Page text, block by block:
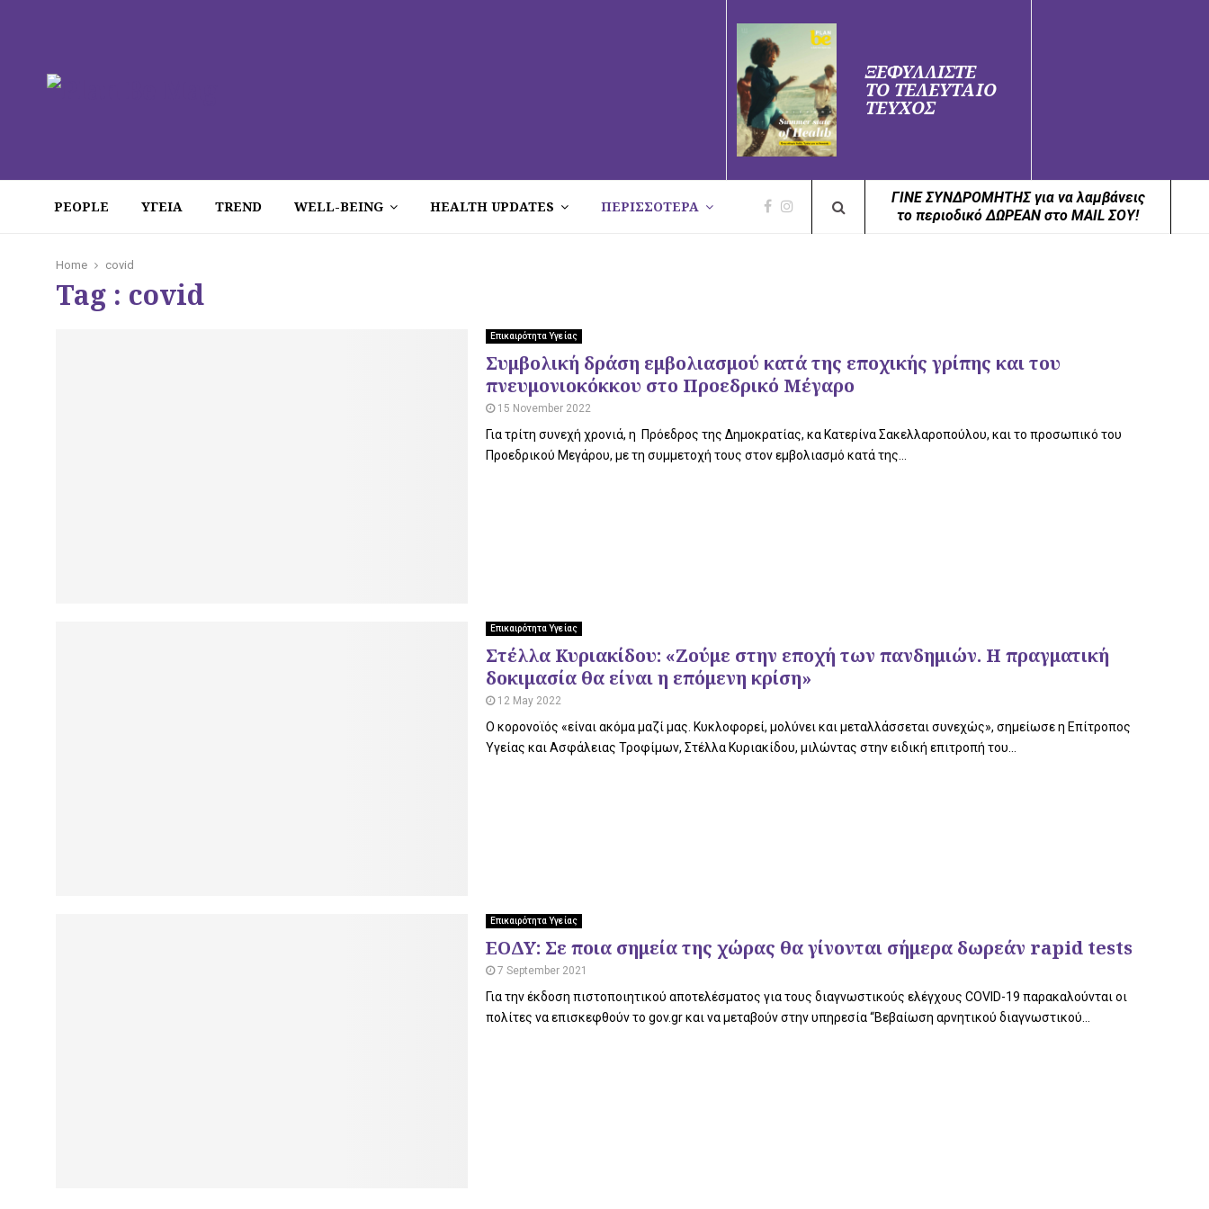
ΞΕΦΥΛΛΙΣΤΕ
ΤΟ ΤΕΛΕΥΤΑΙΟ
ΤΕΥΧΟΣ
PEOPLE ΥΓΕΙΑ TREND WELL-BEING HEALTH UPDATES ΠΕΡΙΣΣΟΤΕΡΑ
ΓΙΝΕ ΣΥΝΔΡΟΜΗΤΗΣ για να λαμβάνεις
το περιοδικό ΔΩΡΕΑΝ στο MAIL ΣΟΥ!
Home covid
Tag : covid
Επικαιρότητα Υγείας
Συμβολική δράση εμβολιασμού κατά της εποχικής γρίπης και του
πνευμονιοκόκκου στο Προεδρικό Μέγαρο
15 November 2022
Για τρίτη συνεχή χρονιά, η Πρόεδρος της Δημοκρατίας, κα Κατερίνα Σακελλαροπούλου, και το προσωπικό του
Προεδρικού Μεγάρου, με τη συμμετοχή τους στον εμβολιασμό κατά της...
Επικαιρότητα Υγείας
Στέλλα Κυριακίδου: «Ζούμε στην εποχή των πανδημιών. Η πραγματική
δοκιμασία θα είναι η επόμενη κρίση»
12 May 2022
Ο κορονοϊός «είναι ακόμα μαζί μας. Κυκλοφορεί, μολύνει και μεταλλάσσεται συνεχώς», σημείωσε η Επίτροπος
Υγείας και Ασφάλειας Τροφίμων, Στέλλα Κυριακίδου, μιλώντας στην ειδική επιτροπή του...
Επικαιρότητα Υγείας
ΕΟΔΥ: Σε ποια σημεία της χώρας θα γίνονται σήμερα δωρεάν rapid tests
7 September 2021
Για την έκδοση πιστοποιητικού αποτελέσματος για τους διαγνωστικούς ελέγχους COVID-19 παρακαλούνται οι
πολίτες να επισκεφθούν το gov.gr και να μεταβούν στην υπηρεσία “Βεβαίωση αρνητικού διαγνωστικού...